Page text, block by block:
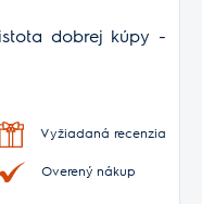
dobrej kúpy -
Vyžiadaná recenzia
Overený nákup